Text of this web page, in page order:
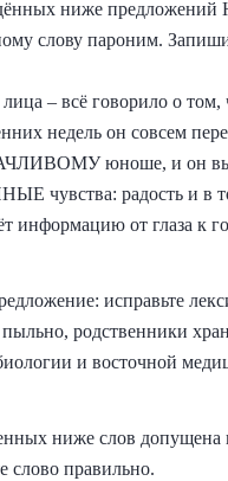
ниже предложений
слову пароним.
– всё говорило о том,
недель он совсем
юноше, и он
радость и в то
от глаза к
исправьте
родственники
и восточной
ниже слов допущена
слово правильно.